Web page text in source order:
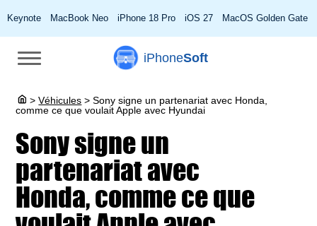
Keynote MacBook Neo iPhone 18 Pro iOS 27 MacOS Golden Gate
iPhoneSoft
> Véhicules > Sony signe un partenariat avec Honda,
comme ce que voulait Apple avec Hyundai
Sony signe un
partenariat avec
Honda, comme ce que